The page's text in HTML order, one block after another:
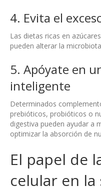
4. Evita el
Las dietas ricas en
pueden alterar la
5. Apóyate en
inteligente
Determinados
prebióticos, probióticos o
digestiva pueden ayudar a
optimizar la absorción de
El papel de
celular en